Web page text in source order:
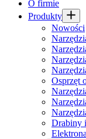
O firmie
Produkty
Nowości
Osprzęt
Drabiny